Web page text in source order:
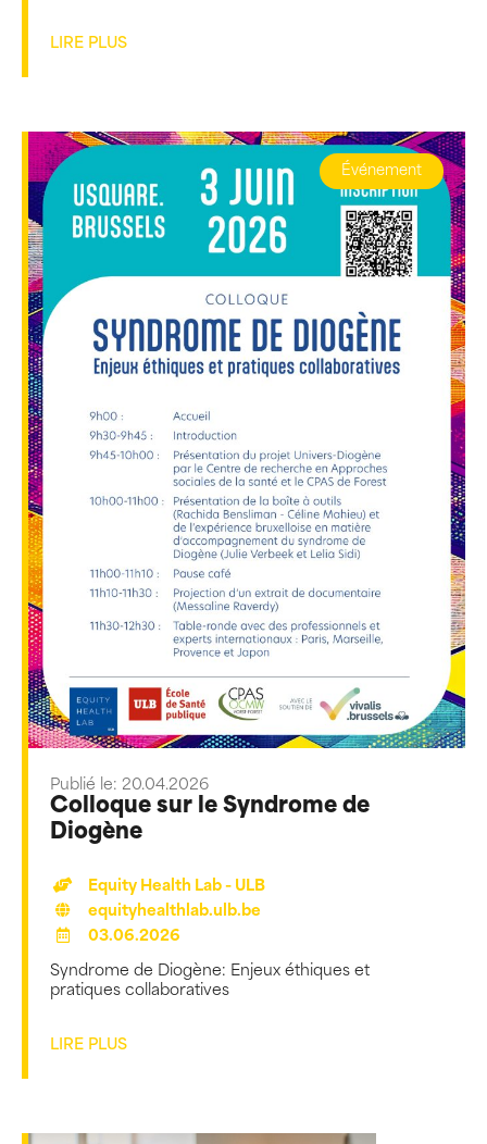
LIRE PLUS
Événement
Publié le: 20.04.2026
Colloque sur le Syndrome de
Diogène
Equity Health Lab - ULB
equityhealthlab.ulb.be
03.06.2026
Syndrome de Diogène: Enjeux éthiques et
pratiques collaboratives
LIRE PLUS